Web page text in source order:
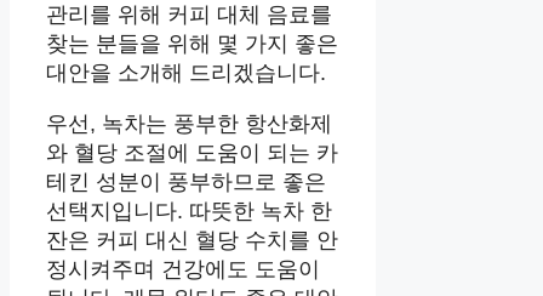
관리를 위해 커피 대체 음료를
찾는 분들을 위해 몇 가지 좋은
대안을 소개해 드리겠습니다.
우선, 녹차는 풍부한 항산화제
와 혈당 조절에 도움이 되는 카
테킨 성분이 풍부하므로 좋은
선택지입니다. 따뜻한 녹차 한
잔은 커피 대신 혈당 수치를 안
정시켜주며 건강에도 도움이